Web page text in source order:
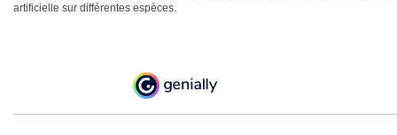
artificielle sur différentes espèces.